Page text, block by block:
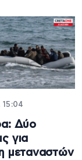
15:04
Δύο
για
μεταναστών